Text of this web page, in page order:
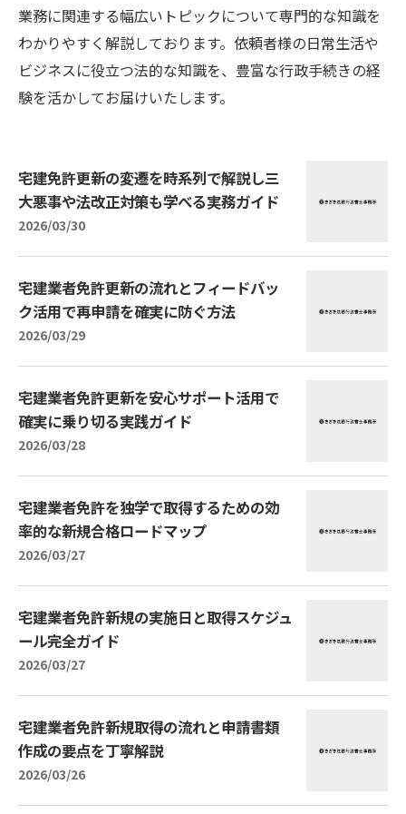
業務に関連する幅広いトピックについて専門的な知識を
わかりやすく解説しております。依頼者様の日常生活や
ビジネスに役立つ法的な知識を、豊富な行政手続きの経
験を活かしてお届けいたします。
宅建免許更新の変遷を時系列で解説し三
大悪事や法改正対策も学べる実務ガイド
2026/03/30
宅建業者免許更新の流れとフィードバッ
ク活用で再申請を確実に防ぐ方法
2026/03/29
宅建業者免許更新を安心サポート活用で
確実に乗り切る実践ガイド
2026/03/28
宅建業者免許を独学で取得するための効
率的な新規合格ロードマップ
2026/03/27
宅建業者免許新規の実施日と取得スケジュ
ール完全ガイド
2026/03/27
宅建業者免許新規取得の流れと申請書類
作成の要点を丁寧解説
2026/03/26